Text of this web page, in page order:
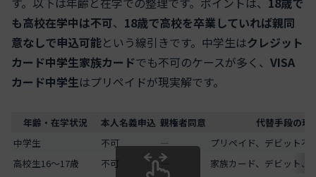
も高校在学中は不可、 18歳で高校を卒業していれば親同
意なしで申込可能という線引きです。中学生はクレジット
カード中学生家族カードでも不可のケースが多く、 VISA
カード中学生はプリペイドが現実解です。
年齢・在学状況 本人名義申込 親権者同意
代替手段の現
中学生
不可 ―
プリペイド、デビット不
高校生16～17歳
不可 ―
家族カード、デビット、